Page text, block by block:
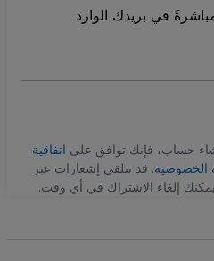
في بريدك الوارد
حساب، فإنك توافق على اتفاقية
الخصوصية. قد تتلقى إشعارات عبر
إلغاء الاشتراك في أي وقت.